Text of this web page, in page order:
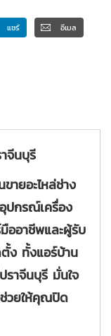
แชร์ อีเมล
จีนบุรี
ขายอะไหล่ช่าง
ปกรณ์เครื่อง
ออาชีพและผู้รับ
ง ทั้งแอร์บ้าน
ราจีนบุรี มั่นใจ
วยให้คุณปิด